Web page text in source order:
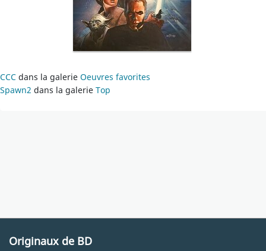
CCC dans la galerie Oeuvres favorites
Spawn2 dans la galerie Top
Originaux de BD